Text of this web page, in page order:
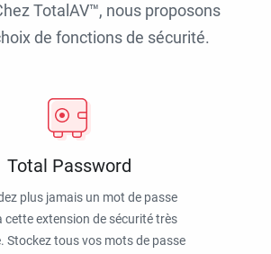
TotalAV™, nous proposons
de fonctions de sécurité.
Total Password
plus jamais un mot de passe
cette extension de sécurité très
Stockez tous vos mots de passe